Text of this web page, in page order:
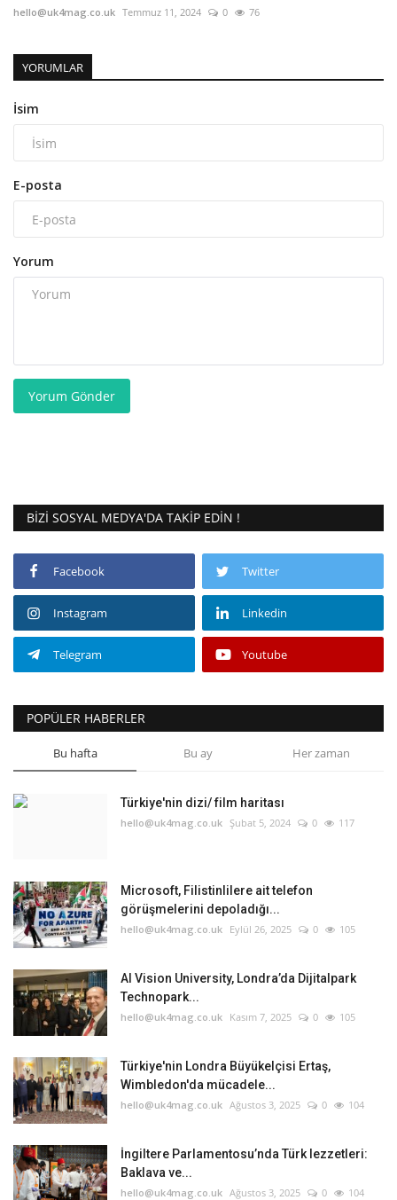
hello@uk4mag.co.uk Temmuz 11, 2024 0 76
YORUMLAR
İsim
E-posta
Yorum
Yorum Gönder
BIZI SOSYAL MEDYA'DA TAKIP EDIN !
Facebook Twitter
Instagram Linkedin
Telegram Youtube
POPÜLER HABERLER
Bu hafta Bu ay Her zaman
Türkiye'nin dizi/ film haritası
hello@uk4mag.co.uk Şubat 5, 2024 0 117
Microsoft, Filistinlilere ait telefon
görüşmelerini depoladığı...
hello@uk4mag.co.uk Eylül 26, 2025 0 105
AI Vision University, Londra’da Dijitalpark
Technopark...
hello@uk4mag.co.uk Kasım 7, 2025 0 105
Türkiye'nin Londra Büyükelçisi Ertaş,
Wimbledon'da mücadele...
hello@uk4mag.co.uk Ağustos 3, 2025 0 104
İngiltere Parlamentosu’nda Türk lezzetleri:
Baklava ve...
hello@uk4mag.co.uk Ağustos 3, 2025 0 104